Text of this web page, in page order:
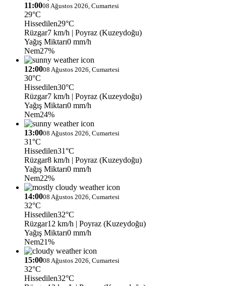
11:0008 Ağustos 2026, Cumartesi
29°C
Hissedilen29°C
Rüzgar7 km/h | Poyraz (Kuzeydoğu)
Yağış Miktarı0 mm/h
Nem27%
12:0008 Ağustos 2026, Cumartesi
30°C
Hissedilen30°C
Rüzgar7 km/h | Poyraz (Kuzeydoğu)
Yağış Miktarı0 mm/h
Nem24%
13:0008 Ağustos 2026, Cumartesi
31°C
Hissedilen31°C
Rüzgar8 km/h | Poyraz (Kuzeydoğu)
Yağış Miktarı0 mm/h
Nem22%
14:0008 Ağustos 2026, Cumartesi
32°C
Hissedilen32°C
Rüzgar12 km/h | Poyraz (Kuzeydoğu)
Yağış Miktarı0 mm/h
Nem21%
15:0008 Ağustos 2026, Cumartesi
32°C
Hissedilen32°C